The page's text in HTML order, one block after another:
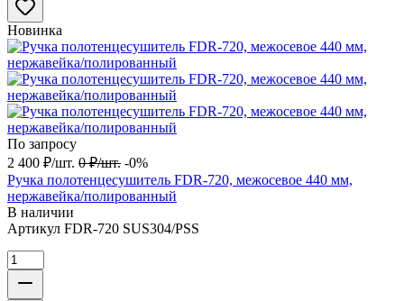
Новинка
По запросу
2 400 ₽/шт. 0 ₽/шт. -0%
Ручка полотенцесушитель FDR-720, межосевое 440 мм,
нержавейка/полированный
В наличии
Артикул FDR-720 SUS304/PSS